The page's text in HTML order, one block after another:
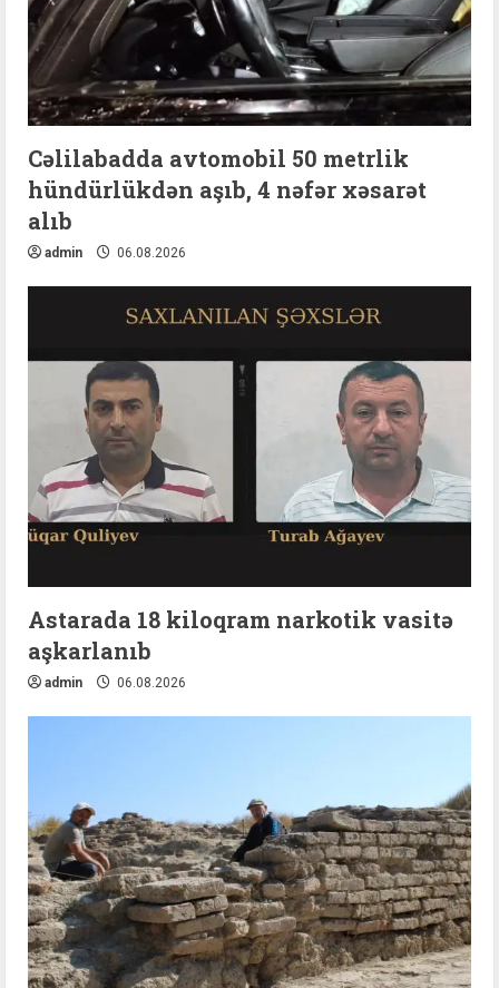
Cəlilabadda avtomobil 50 metrlik
hündürlükdən aşıb, 4 nəfər xəsarət
alıb
admin 06.08.2026
Astarada 18 kiloqram narkotik vasitə
aşkarlanıb
admin 06.08.2026